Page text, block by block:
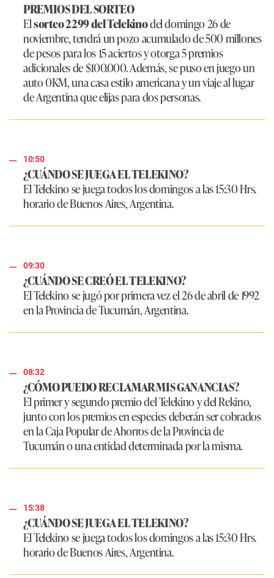
PREMIOS DEL SORTEO
Elsorteo 2299 del Telekinodel domingo 26 de
noviembre, tendrá un pozo acumulado de 500 millones
de pesos para los 15 aciertos y otorga 5 premios
adicionales de $100.000. Además, se puso en juego un
auto 0KM, una casa estilo americana y un viaje al lugar
de Argentina que elijas para dos personas.
10:50
¿CUÁNDO SE JUEGA EL TELEKINO?
El Telekino se juega todos los domingos a las 15:30 Hrs.
horario de Buenos Aires, Argentina.
09:30
¿CUÁNDO SE CREÓ EL TELEKINO?
El Telekino se jugó por primera vez el 26 de abril de 1992
en la Provincia de Tucumán, Argentina.
08:32
¿CÓMO PUEDO RECLAMAR MIS GANANCIAS?
El primer y segundo premio del Telekino y del Rekino,
junto con los premios en especies deberán ser cobrados
en la Caja Popular de Ahorros de la Provincia de
Tucumán o una entidad determinada por la misma.
15:38
¿CUÁNDO SE JUEGA EL TELEKINO?
El Telekino se juega todos los domingos a las 15:30 Hrs.
horario de Buenos Aires, Argentina.